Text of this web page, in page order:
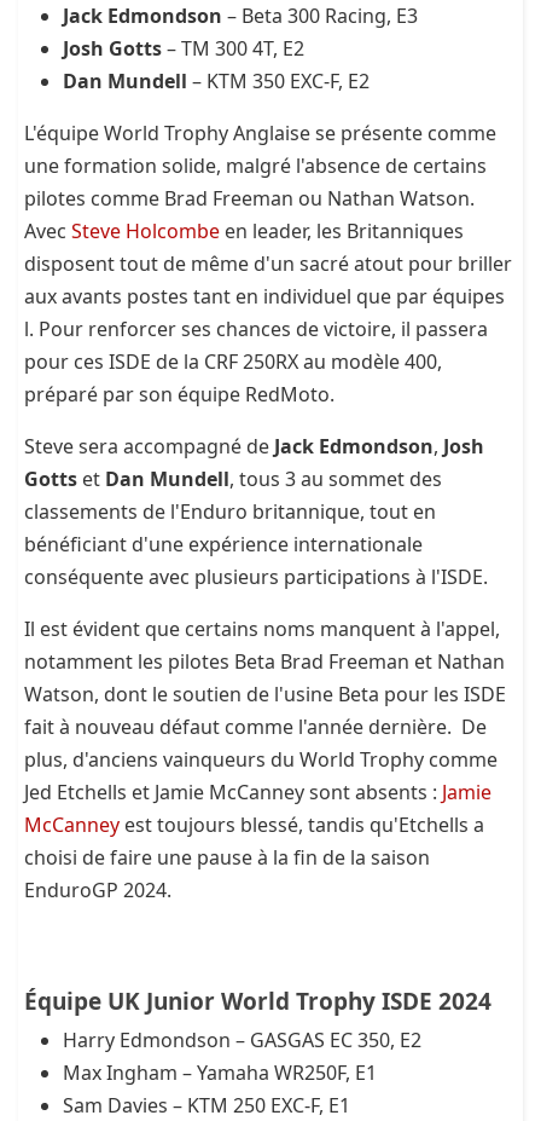
Jack Edmondson – Beta 300 Racing, E3
Josh Gotts– TM 300 4T, E2
Dan Mundell – KTM 350 EXC-F, E2
L'équipe World Trophy Anglaise se présente comme
une formation solide, malgré l'absence de certains
pilotes comme Brad Freeman ou Nathan Watson.
Avec Steve Holcombe en leader, les Britanniques
disposent tout de même d'un sacré atout pour briller
aux avants postes tant en individuel que par équipes
l. Pour renforcer ses chances de victoire, il passera
pour ces ISDE de la CRF 250RX au modèle 400,
préparé par son équipe RedMoto.
Steve sera accompagné de Jack Edmondson, Josh
Gotts et Dan Mundell, tous 3 au sommet des
classements de l'Enduro britannique, tout en
bénéficiant d'une expérience internationale
conséquente avec plusieurs participations à l'ISDE.
Il est évident que certains noms manquent à l'appel,
notamment les pilotes Beta Brad Freeman et Nathan
Watson, dont le soutien de l'usine Beta pour les ISDE
fait à nouveau défaut comme l'année dernière. De
plus, d'anciens vainqueurs du World Trophy comme
Jed Etchells et Jamie McCanney sont absents : Jamie
McCanney est toujours blessé, tandis qu'Etchells a
choisi de faire une pause à la fin de la saison
EnduroGP 2024.
Équipe UK Junior World Trophy ISDE 2024
Harry Edmondson – GASGAS EC 350, E2
Max Ingham – Yamaha WR250F, E1
Sam Davies – KTM 250 EXC-F, E1